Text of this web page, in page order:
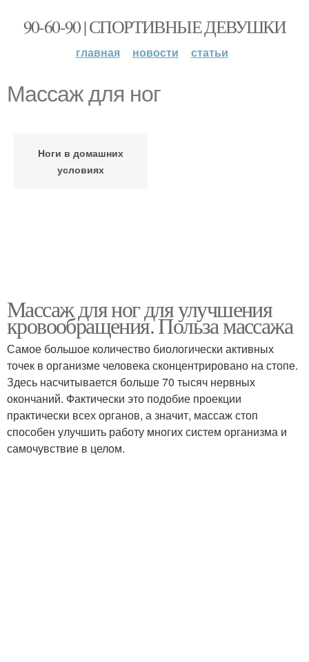
90-60-90 | СПОРТИВНЫЕ ДЕВУШКИ
главная новости статьи
Массаж для ног
Ноги в домашних
условиях
Массаж для ног для улучшения
кровообращения. Польза массажа
Самое большое количество биологически активных
точек в организме человека сконцентрировано на стопе.
Здесь насчитывается больше 70 тысяч нервных
окончаний. Фактически это подобие проекции
практически всех органов, а значит, массаж стоп
способен улучшить работу многих систем организма и
самочувствие в целом.